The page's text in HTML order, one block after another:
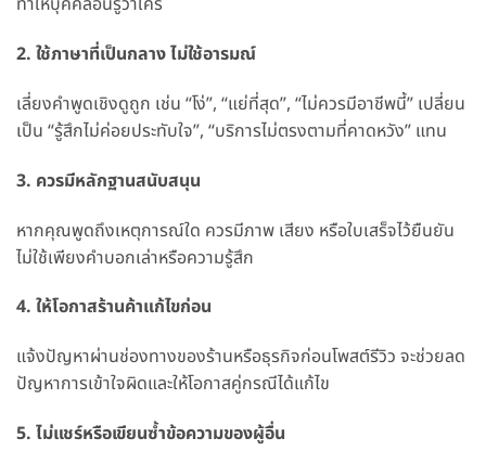
2. ใช้ภาษาที่เป็นกลาง ไม่ใช้อารมณ์
เลี่ยงคำพูดเชิงดูถูก เช่น “โง่”, “แย่ที่สุด”, “ไม่ควรมีอาชีพนี้” เปลี่ยน
เป็น “รู้สึกไม่ค่อยประทับใจ”, “บริการไม่ตรงตามที่คาดหวัง” แทน
3. ควรมีหลักฐานสนับสนุน
หากคุณพูดถึงเหตุการณ์ใด ควรมีภาพ เสียง หรือใบเสร็จไว้ยืนยัน
ไม่ใช้เพียงคำบอกเล่าหรือความรู้สึก
4. ให้โอกาสร้านค้าแก้ไขก่อน
แจ้งปัญหาผ่านช่องทางของร้านหรือธุรกิจก่อนโพสต์รีวิว จะช่วยลด
ปัญหาการเข้าใจผิดและให้โอกาสคู่กรณีได้แก้ไข
5. ไม่แชร์หรือเขียนซ้ำข้อความของผู้อื่น